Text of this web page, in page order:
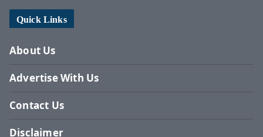
Quick Links
About Us
Advertise With Us
Contact Us
Disclaimer